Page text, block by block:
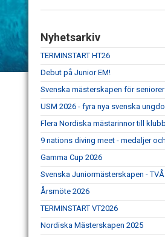
Nyhetsarkiv
TERMINSTART HT26
Debut på Junior EM!
Svenska mästerskapen för
USM 2026 - fyra nya svenska
Flera Nordiska mästarinnor till
9 nations diving meet - medaljer
Gamma Cup 2026
Svenska Juniormästerskapen - TVÅ
Årsmöte 2026
TERMINSTART VT2026
Nordiska Mästerskapen 2025